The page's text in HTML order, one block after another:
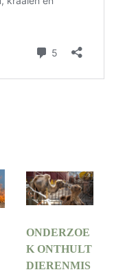
ONDERZOE
K ONTHULT
DIERENMIS